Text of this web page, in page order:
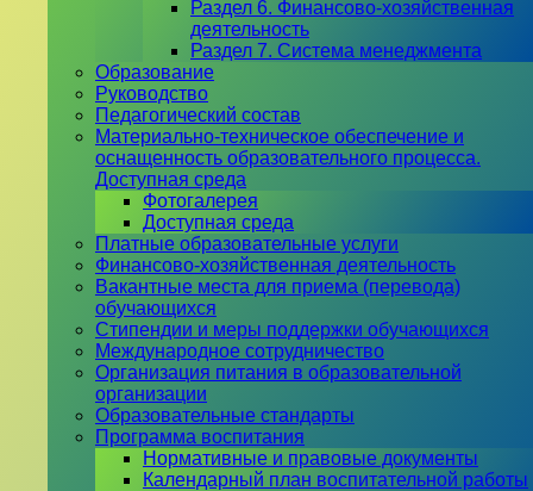
Раздел 6. Финансово-хозяйственная
деятельность
Раздел 7. Система менеджмента
Образование
Руководство
Педагогический состав
Материально-техническое обеспечение и
оснащенность образовательного процесса.
Доступная среда
Фотогалерея
Доступная среда
Платные образовательные услуги
Финансово-хозяйственная деятельность
Вакантные места для приема (перевода)
обучающихся
Стипендии и меры поддержки обучающихся
Международное сотрудничество
Организация питания в образовательной
организации
Образовательные стандарты
Программа воспитания
Нормативные и правовые документы
Календарный план воспитательной работы